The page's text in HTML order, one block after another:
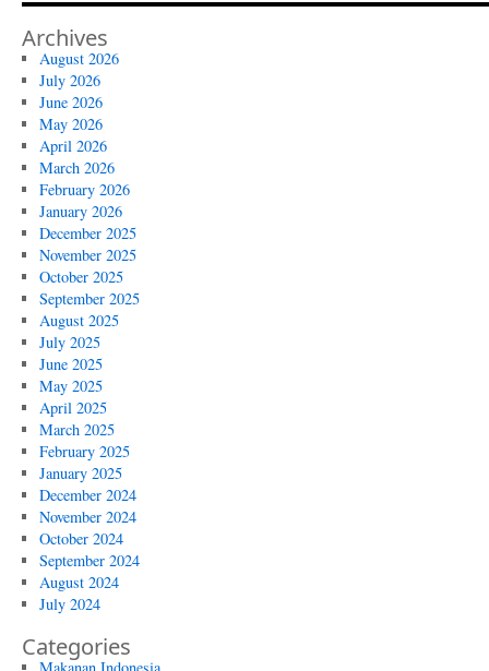
Archives
August 2026
July 2026
June 2026
May 2026
April 2026
March 2026
February 2026
January 2026
December 2025
November 2025
October 2025
September 2025
August 2025
July 2025
June 2025
May 2025
April 2025
March 2025
February 2025
January 2025
December 2024
November 2024
October 2024
September 2024
August 2024
July 2024
Categories